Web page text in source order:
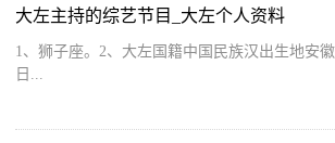
大左主持的综艺节目_大左个人资料
1、狮子座。2、大左国籍中国民族汉出生地安
日...